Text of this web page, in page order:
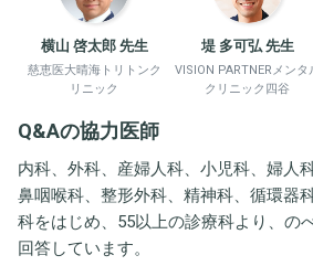
横山 啓太郎 先生
慈恵医大晴海トリトンク
リニック
堤 多可弘 先生
VISION PARTNERメンタ
クリニック四谷
Q&Aの協力医師
内科、外科、産婦人科、小児科、婦人
鼻咽喉科、整形外科、精神科、循環器
科をはじめ、55以上の診療科より、の
回答しています。